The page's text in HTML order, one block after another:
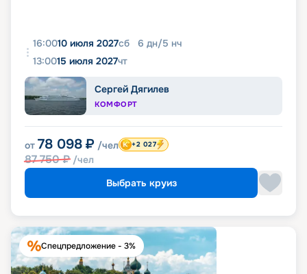
16:0010 июля 2027сб 6 дн/5 нч
13:0015 июля 2027чт
Сергей Дягилев
КОМФОРТ
от 78 098 ₽ /чел
87 750₽ /чел
+2 027
Выбрать круиз
Спецпредложение - 3%